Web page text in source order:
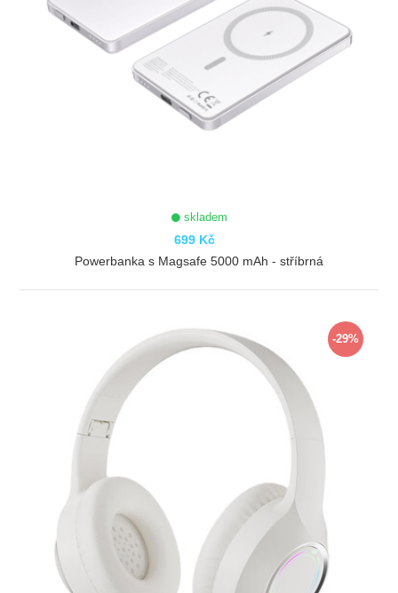
skladem
699 Kč
Powerbanka s Magsafe 5000 mAh - stříbrná
-29%